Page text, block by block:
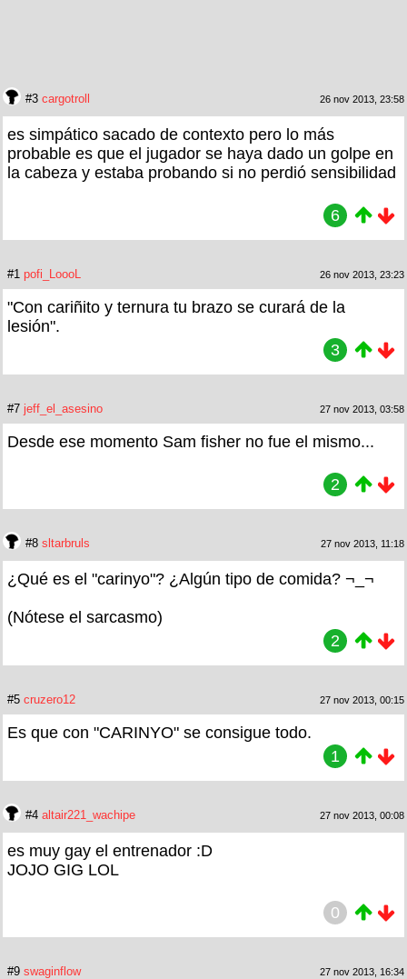
#3 cargotroll 26 nov 2013, 23:58
es simpático sacado de contexto pero lo más
probable es que el jugador se haya dado un golpe en
la cabeza y estaba probando si no perdió sensibilidad
6
#1 pofi_LoooL 26 nov 2013, 23:23
"Con cariñito y ternura tu brazo se curará de la
lesión".
3
#7 jeff_el_asesino 27 nov 2013, 03:58
Desde ese momento Sam fisher no fue el mismo...
2
#8 sltarbruls 27 nov 2013, 11:18
¿Qué es el "carinyo"? ¿Algún tipo de comida? ¬_¬
(Nótese el sarcasmo)
2
#5 cruzero12 27 nov 2013, 00:15
Es que con "CARINYO" se consigue todo.
1
#4 altair221_wachipe 27 nov 2013, 00:08
es muy gay el entrenador :D
JOJO GIG LOL
0
#9 swaginflow 27 nov 2013, 16:34